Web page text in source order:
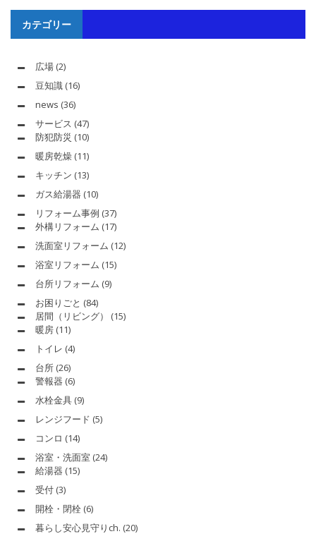
カテゴリー
広場 (2)
豆知識 (16)
news (36)
サービス (47)
防犯防災 (10)
暖房乾燥 (11)
キッチン (13)
ガス給湯器 (10)
リフォーム事例 (37)
外構リフォーム (17)
洗面室リフォーム (12)
浴室リフォーム (15)
台所リフォーム (9)
お困りごと (84)
居間（リビング）
(15)
暖房 (11)
トイレ (4)
台所 (26)
警報器 (6)
水栓金具 (9)
レンジフード (5)
コンロ (14)
浴室・洗面室 (24)
給湯器 (15)
受付 (3)
開栓・閉栓 (6)
暮らし安心見守りch. (20)